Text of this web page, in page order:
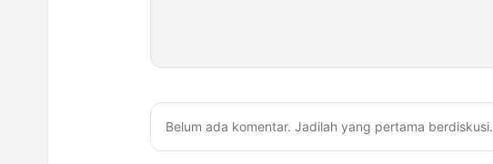
Belum ada komentar. Jadilah yang pertama berdiskusi.